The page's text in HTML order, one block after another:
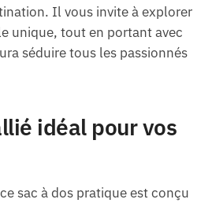
Il vous invite à explorer
unique, tout en portant avec
séduire tous les passionnés
idéal pour vos
sac à dos pratique est conçu